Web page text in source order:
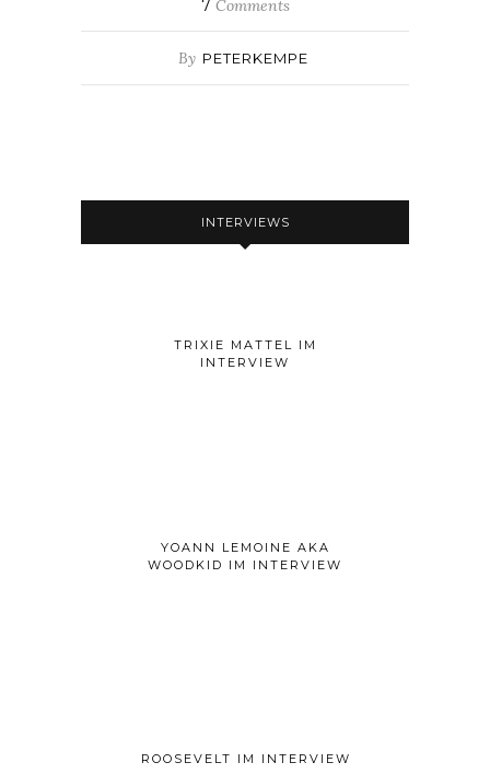
7 Comments
By PETERKEMPE
INTERVIEWS
TRIXIE MATTEL IM
INTERVIEW
YOANN LEMOINE AKA
WOODKID IM INTERVIEW
ROOSEVELT IM INTERVIEW